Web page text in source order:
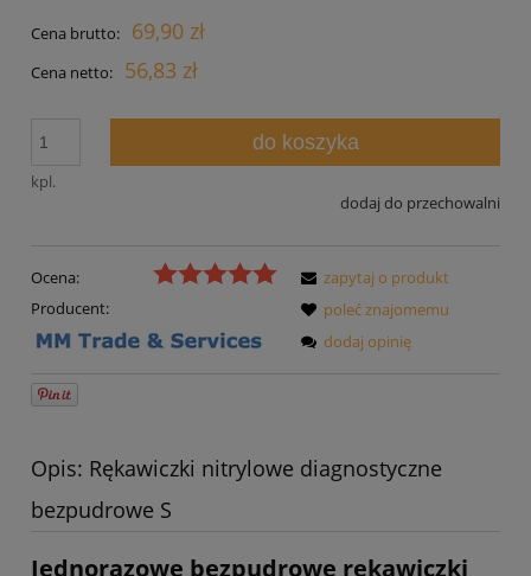
Cena brutto: 69,90 zł
Cena netto: 56,83 zł
kpl.
do koszyka
dodaj do przechowalni
Ocena:
Producent:
zapytaj o produkt
poleć znajomemu
dodaj opinię
Opis: Rękawiczki nitrylowe diagnostyczne
bezpudrowe S
Jednorazowe bezpudrowe rękawiczki